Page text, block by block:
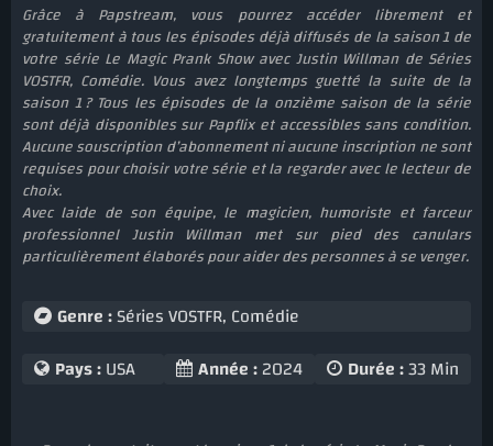
Grâce à Papstream, vous pourrez accéder librement et
gratuitement à tous les épisodes déjà diffusés de la saison 1 de
votre série Le Magic Prank Show avec Justin Willman de Séries
VOSTFR, Comédie. Vous avez longtemps guetté la suite de la
saison 1 ? Tous les épisodes de la onzième saison de la série
sont déjà disponibles sur Papflix et accessibles sans condition.
Aucune souscription d’abonnement ni aucune inscription ne sont
requises pour choisir votre série et la regarder avec le lecteur de
choix.
Avec laide de son équipe, le magicien, humoriste et farceur
professionnel Justin Willman met sur pied des canulars
particulièrement élaborés pour aider des personnes à se venger.
Genre :Séries VOSTFR, Comédie
Pays :USA Année :2024 Durée :33 Min